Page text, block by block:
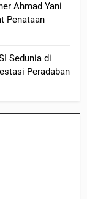
Ahmad Yani
Penataan
Sedunia di
Peradaban